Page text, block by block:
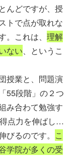
んどですが、授
トで点が取れな
これは、 理解
ない、というこ
授業と、問題演
55段階」の２つ
み合わて勉強す
点力を伸ばし…
るのです。 こ
学院が多くの受